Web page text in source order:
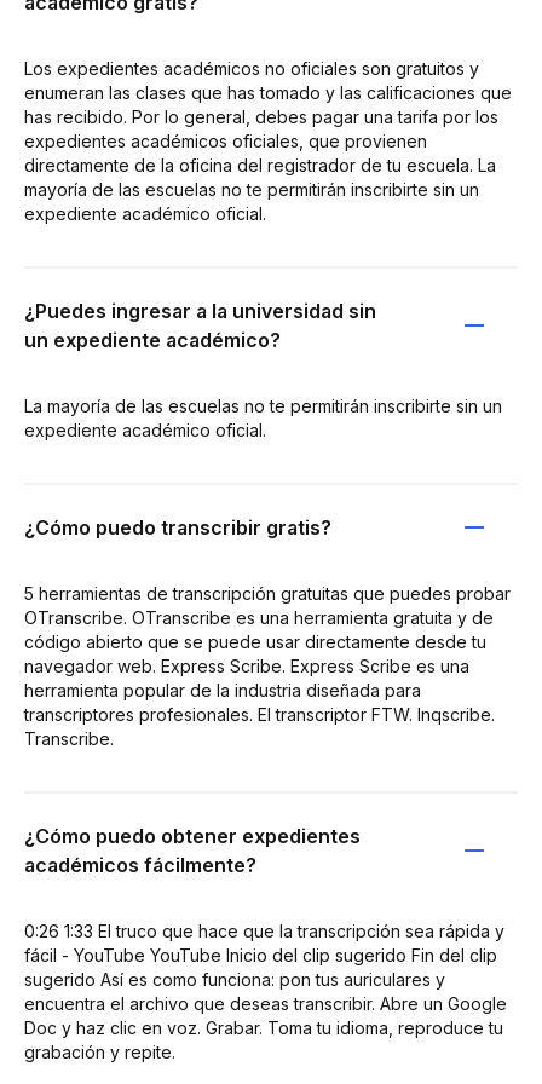
Los expedientes académicos no oficiales son gratuitos y
enumeran las clases que has tomado y las calificaciones que
has recibido. Por lo general, debes pagar una tarifa por los
expedientes académicos oficiales, que provienen
directamente de la oficina del registrador de tu escuela. La
mayoría de las escuelas no te permitirán inscribirte sin un
expediente académico oficial.
¿Puedes ingresar a la universidad sin
un expediente académico?
La mayoría de las escuelas no te permitirán inscribirte sin un
expediente académico oficial.
¿Cómo puedo transcribir gratis?
5 herramientas de transcripción gratuitas que puedes probar
OTranscribe. OTranscribe es una herramienta gratuita y de
código abierto que se puede usar directamente desde tu
navegador web. Express Scribe. Express Scribe es una
herramienta popular de la industria diseñada para
transcriptores profesionales. El transcriptor FTW. Inqscribe.
Transcribe.
¿Cómo puedo obtener expedientes
académicos fácilmente?
0:26 1:33 El truco que hace que la transcripción sea rápida y
fácil - YouTube YouTube Inicio del clip sugerido Fin del clip
sugerido Así es como funciona: pon tus auriculares y
encuentra el archivo que deseas transcribir. Abre un Google
Doc y haz clic en voz. Grabar. Toma tu idioma, reproduce tu
grabación y repite.